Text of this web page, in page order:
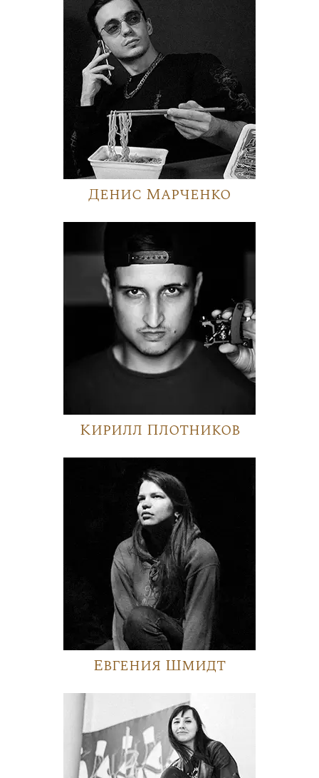
Денис Марченко
Кирилл Плотников
Евгения Шмидт